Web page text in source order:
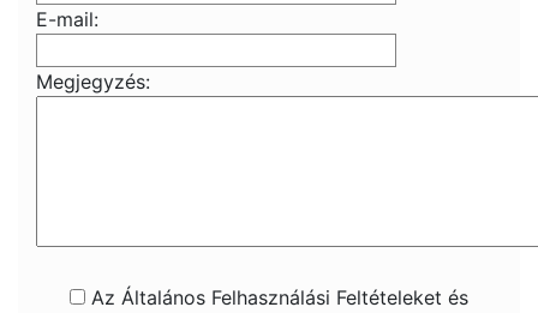
E-mail:
Megjegyzés:
Az Általános Felhasználási Feltételeket és